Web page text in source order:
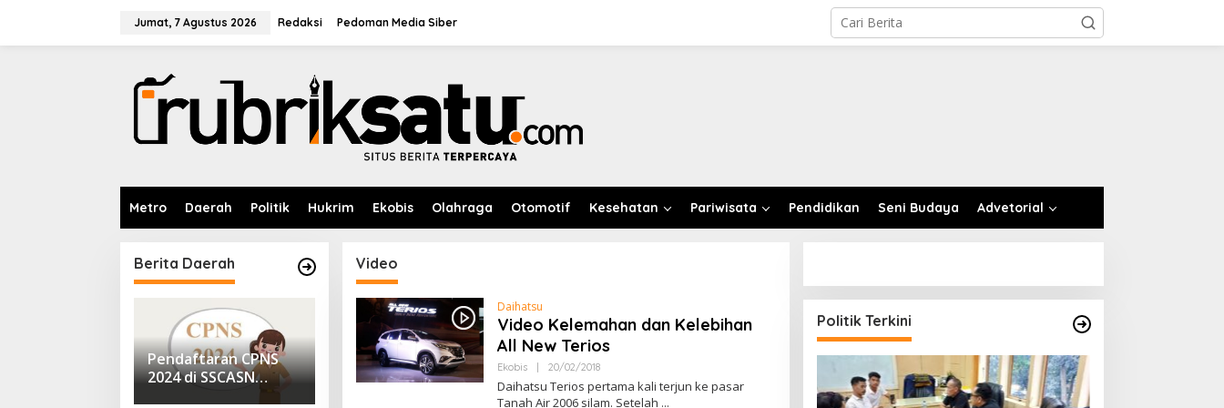
Jumat, 7 Agustus 2026 Redaksi Pedoman Media Siber
Metro Daerah Politik Hukrim Ekobis Olahraga Otomotif Kesehatan Pariwisata Pendidikan Seni Budaya Advetorial
Berita Daerah
Pendaftaran CPNS
2024 di SSCASN
Video
Daihatsu
Video Kelemahan dan Kelebihan
All New Terios
Ekobis | 20/02/2018O
E
H
Daihatsu Terios pertama kali terjun ke pasar
Tanah Air 2006 silam. Setelah
Politik Terkini
Politik
07/08/2026